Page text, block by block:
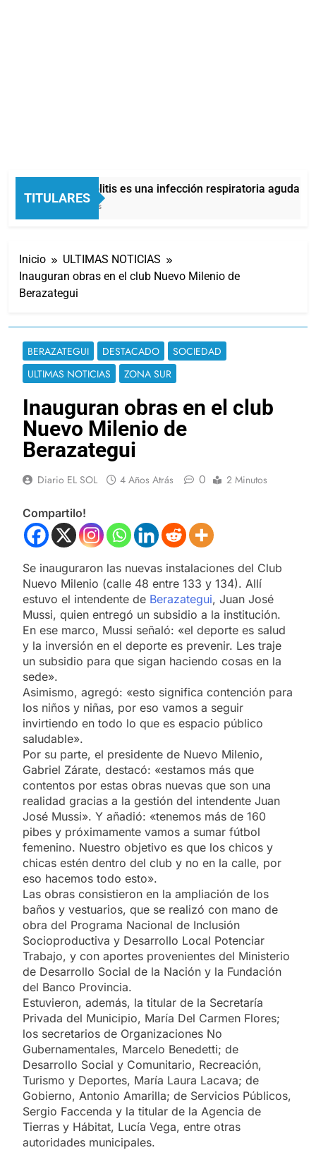
TITULARES
La bronquiolitis es una infección respiratoria aguda en
19 Minutos Atrás
Inicio
ULTIMAS NOTICIAS
Inauguran obras en el club Nuevo Milenio de
Berazategui
BERAZATEGUI DESTACADO
SOCIEDAD
ULTIMAS NOTICIAS
ZONA SUR
Inauguran obras en el club
Nuevo Milenio de
Berazategui
Diario EL SOL 4 Años Atrás 0 2 Minutos
Compartilo!
Se inauguraron las nuevas instalaciones del Club
Nuevo Milenio (calle 48 entre 133 y 134). Allí
estuvo el intendente de Berazategui, Juan José
Mussi, quien entregó un subsidio a la institución.
En ese marco, Mussi señaló: «el deporte es salud
y la inversión en el deporte es prevenir. Les traje
un subsidio para que sigan haciendo cosas en la
sede».
Asimismo, agregó: «esto significa contención para
los niños y niñas, por eso vamos a seguir
invirtiendo en todo lo que es espacio público
saludable».
Por su parte, el presidente de Nuevo Milenio,
Gabriel Zárate, destacó: «estamos más que
contentos por estas obras nuevas que son una
realidad gracias a la gestión del intendente Juan
José Mussi». Y añadió: «tenemos más de 160
pibes y próximamente vamos a sumar fútbol
femenino. Nuestro objetivo es que los chicos y
chicas estén dentro del club y no en la calle, por
eso hacemos todo esto».
Las obras consistieron en la ampliación de los
baños y vestuarios, que se realizó con mano de
obra del Programa Nacional de Inclusión
Socioproductiva y Desarrollo Local Potenciar
Trabajo, y con aportes provenientes del Ministerio
de Desarrollo Social de la Nación y la Fundación
del Banco Provincia.
Estuvieron, además, la titular de la Secretaría
Privada del Municipio, María Del Carmen Flores;
los secretarios de Organizaciones No
Gubernamentales, Marcelo Benedetti; de
Desarrollo Social y Comunitario, Recreación,
Turismo y Deportes, María Laura Lacava; de
Gobierno, Antonio Amarilla; de Servicios Públicos,
Sergio Faccenda y la titular de la Agencia de
Tierras y Hábitat, Lucía Vega, entre otras
autoridades municipales.